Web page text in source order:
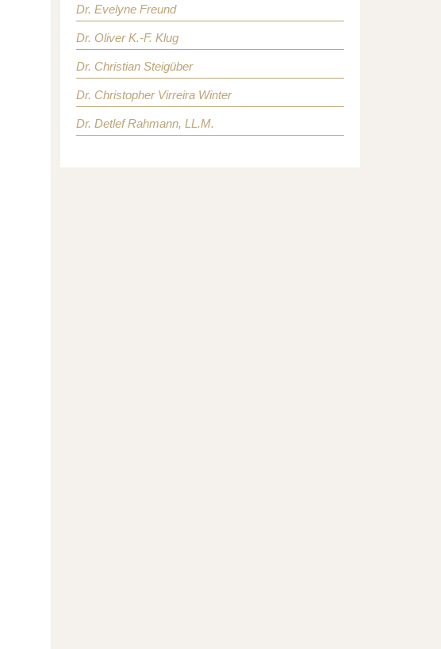
Dr. Evelyne Freund
Dr. Oliver K.-F. Klug
Dr. Christian Steigüber
Dr. Christopher Virreira Winter
Dr. Detlef Rahmann, LL.M.